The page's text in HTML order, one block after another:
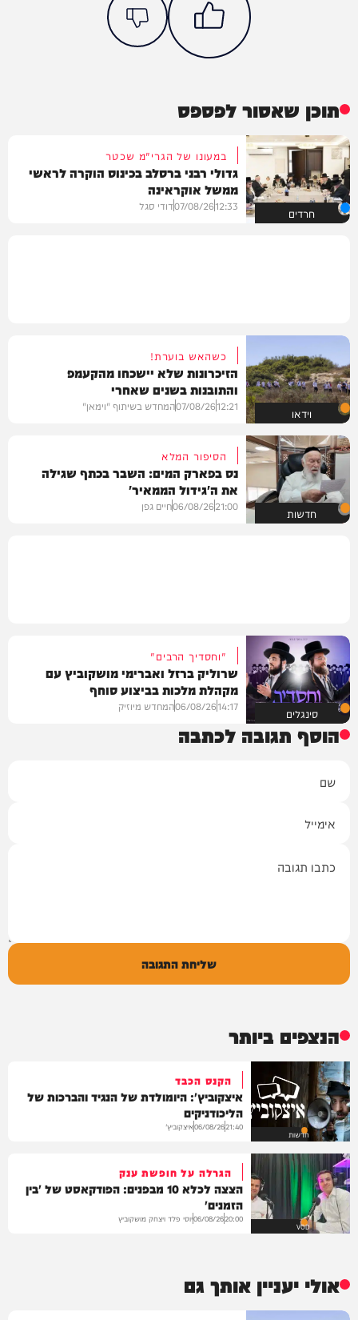
תוכן שאסור לפספס
חרדים
במעונו של הגרי"מ שכטר
גדולי רבני ברסלב בכינוס הוקרה לראשי
ממשל אוקראינה
12:33
07/08/26דודי סגל
וידאו
כשהאש בוערת!
הזיכרונות שלא יישכחו מהקעמפ
והתובנות בשנים שאחרי
12:21
07/08/26המחדש בשיתוף "וימאן"
חדשות
הסיפור המלא
נס בפארק המים: השבר בכתף שגילה
את ה'גידול הממאיר'
21:00
06/08/26חיים גפן
סינגלים
"וחסדיך הרבים"
שרוליק ברזל ואברימי מושקוביץ עם
מקהלת מלכות בביצוע סוחף
14:17
06/08/26המחדש מיוזיק
הוסף תגובה לכתבה
שליחת התגובה
הנצפים ביותר
חדשות
הקנס הכבד
איצקוביץ': היומולדת של הנגיד והברכות של
הליכודניקים
21:40
06/08/26איצקוביץ'
VOD
הגרלה על חופשת ענק
הצצה לכלא 10 מבפנים: הפודקאסט של 'בין
הזמנים'
20:00
06/08/26יוסי פלד ויצחק מושקוביץ
אולי יעניין אותך גם